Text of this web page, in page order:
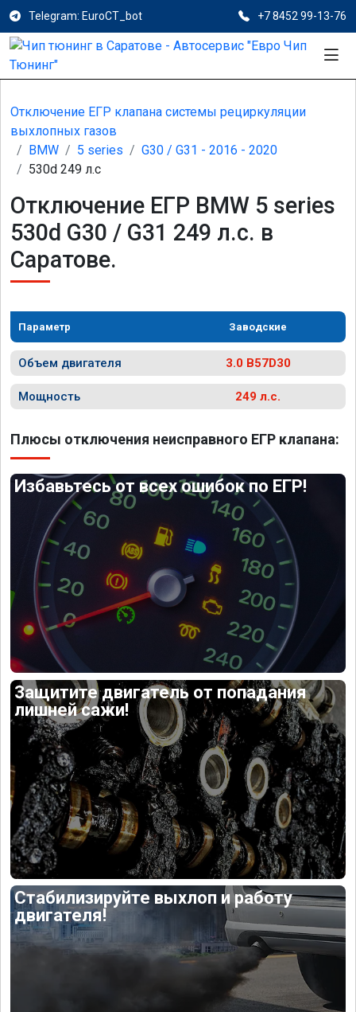
Telegram: EuroCT_bot +7 8452 99-13-76
Отключение ЕГР клапана системы рециркуляции
выхлопных газов
BMW
5 series
G30 / G31 - 2016 - 2020
530d 249 л.с
Отключение ЕГР BMW 5 series
530d G30 / G31 249 л.с. в
Саратове.
Параметр Заводские
Объем двигателя 3.0 B57D30
Мощность 249 л.с.
Плюсы отключения неисправного ЕГР клапана:
Избавьтесь от всех ошибок по ЕГР!
Защитите двигатель от попадания
лишней сажи!
Стабилизируйте выхлоп и работу
двигателя!